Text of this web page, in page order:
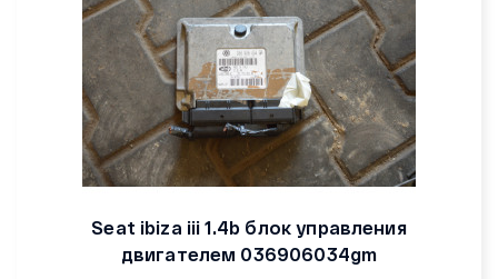
Seat ibiza iii 1.4b блок управления
двигателем 036906034gm